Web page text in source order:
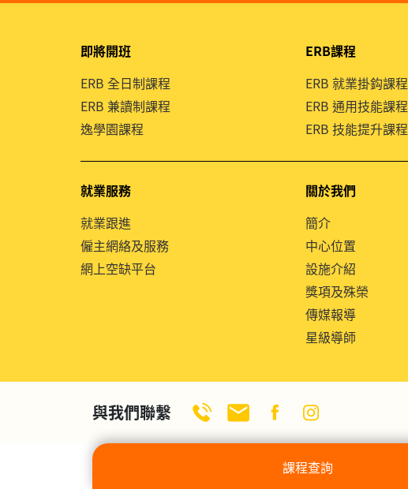
課程查詢
即將開班
ERB 全日制課程
ERB 兼讀制課程
逸學園課程
ERB課程
ERB 就業掛鈎課程
ERB 通用技能課程
ERB 技能提升課程
就業服務
就業跟進
僱主網絡及服務
網上空缺平台
關於我們
簡介
中心位置
設施介紹
獎項及殊榮
傳媒報導
星級導師
與我們聯繫